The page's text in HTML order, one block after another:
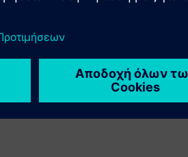
ακρίβεια για βελτιστοποιημένη
ενσωμάτωση στην υποδομή